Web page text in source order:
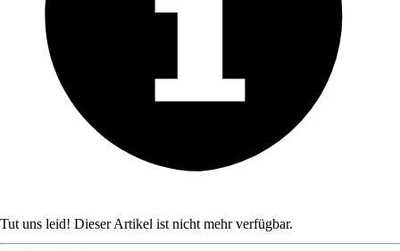
Tut uns leid! Dieser Artikel ist nicht mehr verfügbar.